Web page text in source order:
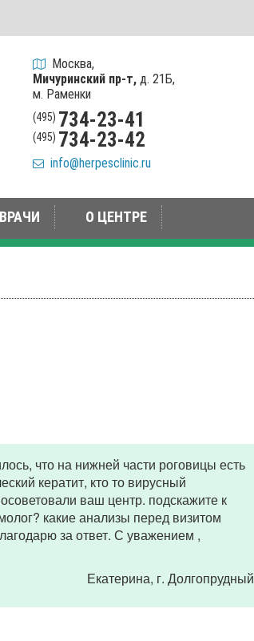
Москва,
Мичуринский пр-т, д. 21Б,
м. Раменки
(495) 734-23-41
(495) 734-23-42
info@herpesclinic.ru
ВРАЧИ О ЦЕНТРЕ
что на нижней части роговицы есть
кератит, кто то вирусный
ваш центр. подскажите к
какие анализы перед визитом
за ответ. С уважением ,
Екатерина, г. Долгопрудный